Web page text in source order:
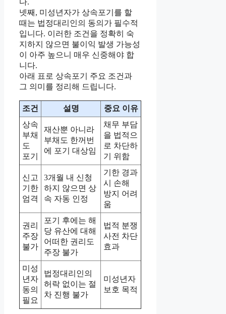
다.
넷째, 미성년자가 상속포기를 할
때는 법정대리인의 동의가 필수적
입니다. 이러한 조건을 정확히 숙
지하지 않으면 불이익 발생 가능성
이 아주 높으니 매우 신중해야 합
니다.
아래 표로 상속포기 주요 조건과
그 의미를 정리해 드립니다.
조건 설명
중요 이유
상속
부채
도
포기
재산뿐 아니라
부채도 한꺼번
에 포기 대상임
채무 부담
을 법적으
로 차단하
기 위함
신고
기한
엄격
3개월 내 신청
하지 않으면 상
속 자동 인정
기한 경과
시 손해
방지 어려
움
권리
주장
불가
포기 후에는 해
당 유산에 대해
어떠한 권리도
주장 불가
법적 분쟁
사전 차단
효과
미성
년자
동의
필요
법정대리인의
허락 없이는 절
차 진행 불가
미성년자
보호 목적